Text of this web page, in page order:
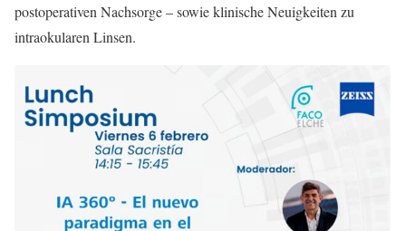
postoperativen Nachsorge – sowie klinische Neuigkeiten zu
intraokularen Linsen.